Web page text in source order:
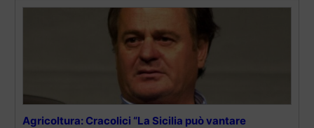
Agricoltura: Cracolici “La Sicilia può vantare